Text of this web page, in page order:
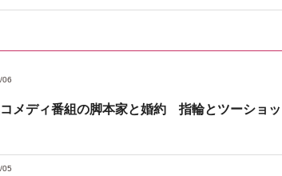
06
メディ番組の脚本家と婚約 指輪とツーショ
05